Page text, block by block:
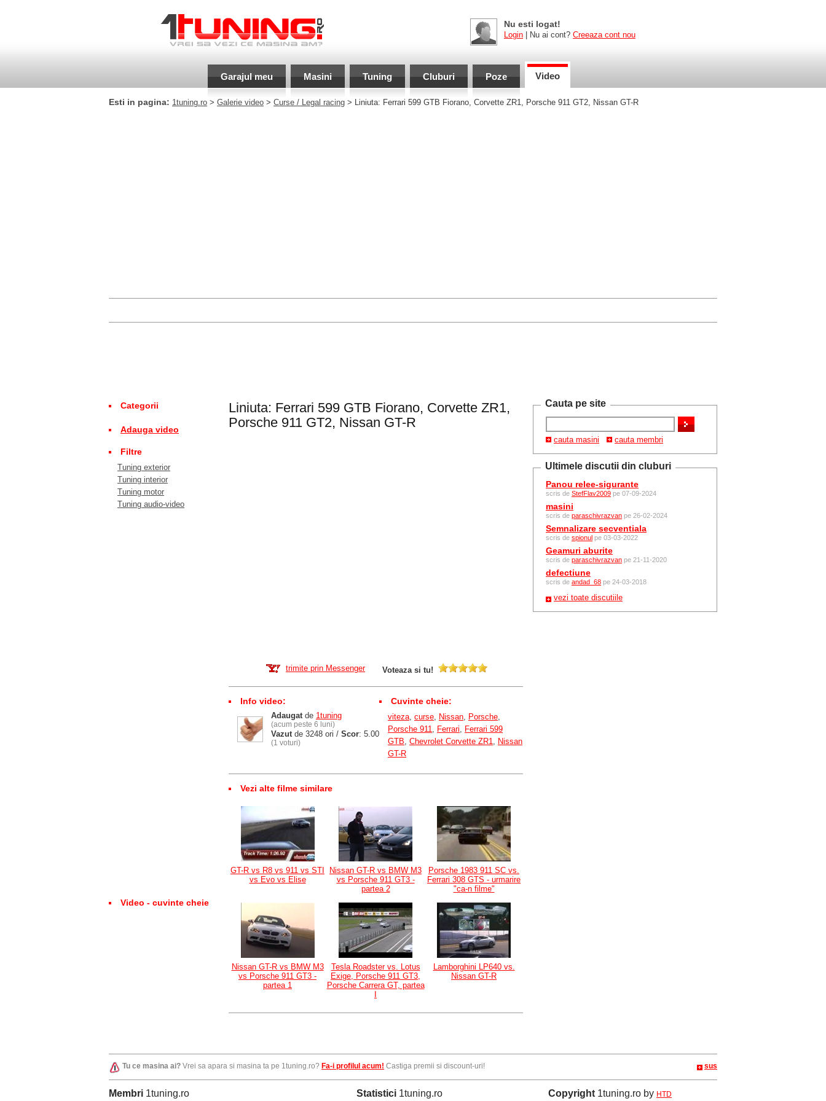
Nu esti logat!
Login | Nu ai cont? Creeaza cont nou
Garajul meu Masini Tuning Cluburi Poze Video
Esti in pagina: 1tuning.ro > Galerie video > Curse / Legal racing > Liniuta: Ferrari 599 GTB Fiorano, Corvette ZR1, Porsche 911 GT2, Nissan GT-R
Cauta pe site
cauta masini cauta membri
Ultimele discutii din cluburi
Panou relee-sigurante
scris de StefFlav2009 pe 07-09-2024
masini
scris de paraschivrazvan pe 26-02-2024
Semnalizare secventiala
scris de spionul pe 03-03-2022
Geamuri aburite
scris de paraschivrazvan pe 21-11-2020
defectiune
scris de andad_68 pe 24-03-2018
vezi toate discutiile
Categorii
Adauga video
Filtre
Tuning exterior
Tuning interior
Tuning motor
Tuning audio-video
Video - cuvinte cheie
Liniuta: Ferrari 599 GTB Fiorano, Corvette ZR1,
Porsche 911 GT2, Nissan GT-R
trimite prin Messenger Voteaza si tu!
Info video:
Adaugatde 1tuning
(acum peste 6 luni)
Vazutde 3248 ori / Scor: 5.00
(1 voturi)
Cuvinte cheie:
viteza, curse, Nissan, Porsche,
Porsche 911, Ferrari, Ferrari 599
GTB, Chevrolet Corvette ZR1, Nissan
GT-R
Vezi alte filme similare
GT-R vs R8 vs 911 vs STI
vs Evo vs Elise
Nissan GT-R vs BMW M3
vs Porsche 911 GT3 -
partea 2
Porsche 1983 911 SC vs.
Ferrari 308 GTS - urmarire
"ca-n filme"
Nissan GT-R vs BMW M3
vs Porsche 911 GT3 -
partea 1
Tesla Roadster vs. Lotus
Exige, Porsche 911 GT3,
Porsche Carrera GT, partea
Lamborghini LP640 vs.
Nissan GT-R
Tu ce masina ai? Vrei sa apara si masina ta pe 1tuning.ro? Fa-i profilul acum! Castiga premii si discount-uri! sus
Membri 1tuning.ro Statistici 1tuning.ro Copyright 1tuning.ro by HTD